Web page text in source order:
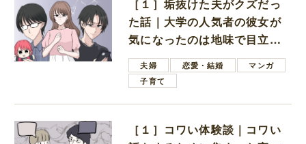
［１］垢抜けた夫がクズだっ
た話｜大学の人気者の彼女が
気になったのは地味で目立た
ない男子学生
夫婦 恋愛・結婚
マンガ
子育て
［１］コワい体験談｜コワい